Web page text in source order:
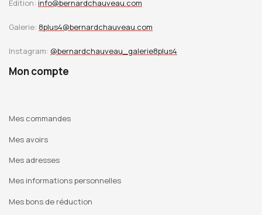
Édition: info@bernardchauveau.com
Galerie: 8plus4@bernardchauveau.com
Instagram: @bernardchauveau_galerie8plus4
Mon compte
Mes commandes
Mes avoirs
Mes adresses
Mes informations personnelles
Mes bons de réduction